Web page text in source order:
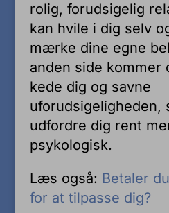
rolig, forudsigelig
kan hvile i dig selv
mærke dine egne
anden side kommer
kede dig og savne
uforudsigeligheden,
udfordre dig rent
psykologisk.
Læs også: Betaler
for at tilpasse dig?